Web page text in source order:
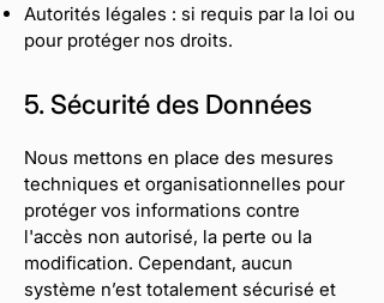
Autorités légales : si requis par la loi ou
pour protéger nos droits.
5. Sécurité des Données
Nous mettons en place des mesures
techniques et organisationnelles pour
protéger vos informations contre
l'accès non autorisé, la perte ou la
modification. Cependant, aucun
système n’est totalement sécurisé et